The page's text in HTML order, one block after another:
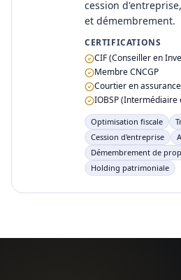
cession
et démembrement.
CERTIFICATIONS
CIF (Conseiller en
Membre CNCGP
Courtier en assurance
IOBSP (Intermédiaire
Optimisation fiscale
Cession d'entreprise
Démembrement de
Holding patrimoniale